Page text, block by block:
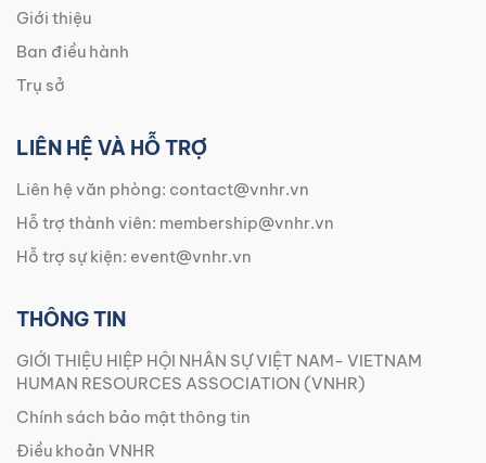
Giới thiệu
Ban điều hành
Trụ sở
LIÊN HỆ VÀ HỖ TRỢ
Liên hệ văn phòng: contact@vnhr.vn
Hỗ trợ thành viên: membership@vnhr.vn
Hỗ trợ sự kiện: event@vnhr.vn
THÔNG TIN
GIỚI THIỆU HIỆP HỘI NHÂN SỰ VIỆT NAM- VIETNAM
HUMAN RESOURCES ASSOCIATION (VNHR)
Chính sách bảo mật thông tin
Điều khoản VNHR